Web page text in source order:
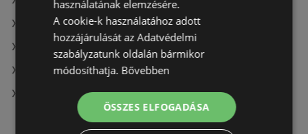
A(z) Müller HU aktuális akciós újságjai
A(z) ALDI aktuális akciós újságjai
A(z) Tesco aktuális akciós újságjai
A(z) Spar üzletei itt: Sopron-Fertődi
használatának elemzésére.
A cookie-k használatához adott
hozzájárulását az Adatvédelmi
szabályzatunk oldalán bármikor
módosíthatja. Bővebben
ÖSSZES ELFOGADÁSA